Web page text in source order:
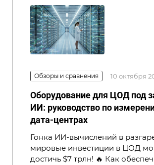
Обзоры и сравнения 10 октября
Оборудование для ЦОД под
ИИ: руководство по
дата-центрах
Гонка ИИ-вычислений в
мировые инвестиции в ЦОД
достичь $7 трлн! 🔥 Как